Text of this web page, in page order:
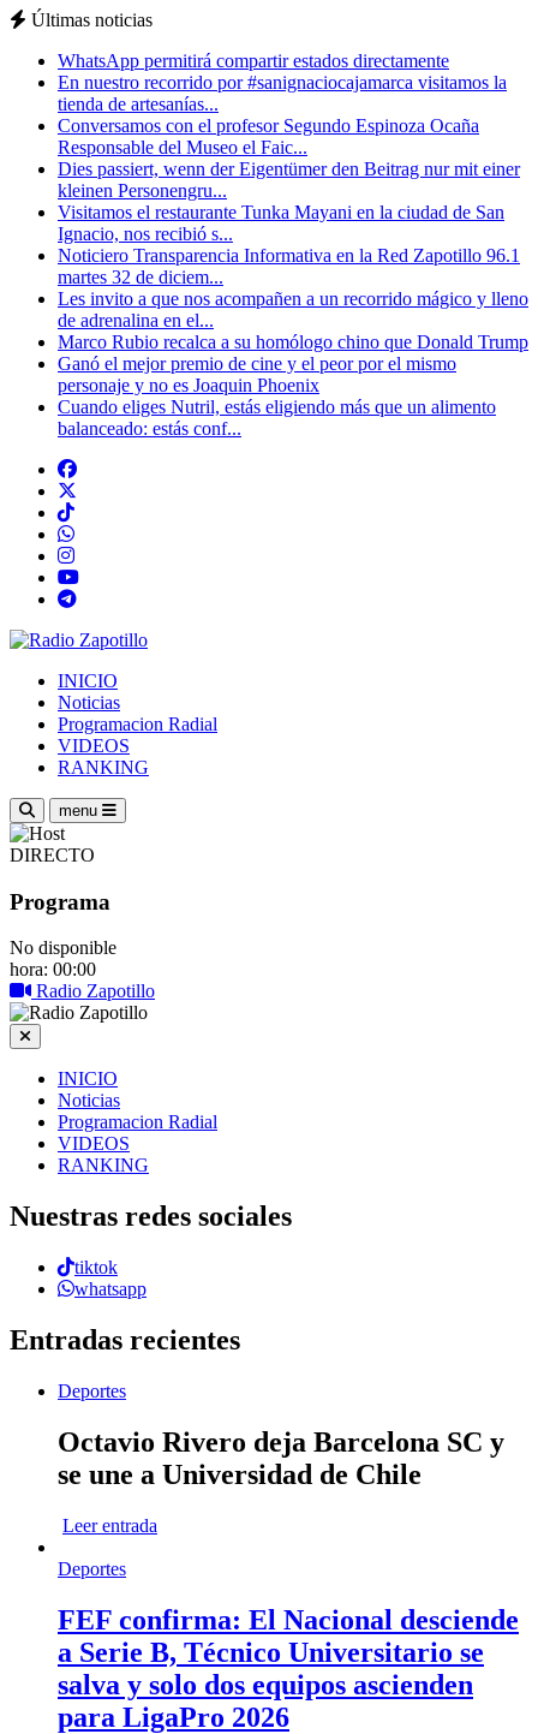
Últimas noticias
WhatsApp permitirá compartir estados directamente
En nuestro recorrido por #sanignaciocajamarca visitamos la
tienda de artesanías...
Conversamos con el profesor Segundo Espinoza Ocaña
Responsable del Museo el Faic...
Dies passiert, wenn der Eigentümer den Beitrag nur mit einer
kleinen Personengru...
Visitamos el restaurante Tunka Mayani en la ciudad de San
Ignacio, nos recibió s...
Noticiero Transparencia Informativa en la Red Zapotillo 96.1
martes 32 de diciem...
Les invito a que nos acompañen a un recorrido mágico y lleno
de adrenalina en el...
Marco Rubio recalca a su homólogo chino que Donald Trump
Ganó el mejor premio de cine y el peor por el mismo
personaje y no es Joaquin Phoenix
Cuando eliges Nutril, estás eligiendo más que un alimento
balanceado: estás conf...
INICIO
Noticias
Programacion Radial
VIDEOS
RANKING
menu
DIRECTO
Programa
No disponible
hora: 00:00
Radio Zapotillo
INICIO
Noticias
Programacion Radial
VIDEOS
RANKING
Nuestras redes sociales
tiktok
whatsapp
Entradas recientes
Deportes
Octavio Rivero deja Barcelona SC y
se une a Universidad de Chile
Leer entrada
Deportes
FEF confirma: El Nacional desciende
a Serie B, Técnico Universitario se
salva y solo dos equipos ascienden
para LigaPro 2026